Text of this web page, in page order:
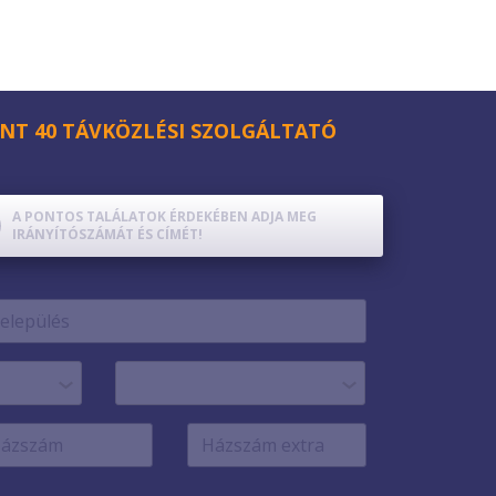
40 TÁVKÖZLÉSI SZOLGÁLTATÓ
A PONTOS TALÁLATOK ÉRDEKÉBEN ADJA MEG
IRÁNYÍTÓSZÁMÁT ÉS CÍMÉT!